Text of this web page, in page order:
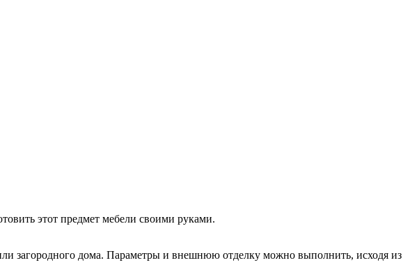
этот предмет мебели своими руками.
или загородного дома. Параметры и внешнюю отделку можно выполнить, исходя из